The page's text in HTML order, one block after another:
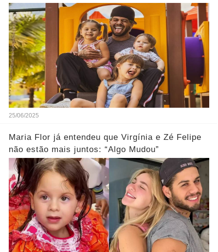
25/06/2025
Maria Flor já entendeu que Virgínia e Zé Felipe
não estão mais juntos: “Algo Mudou”